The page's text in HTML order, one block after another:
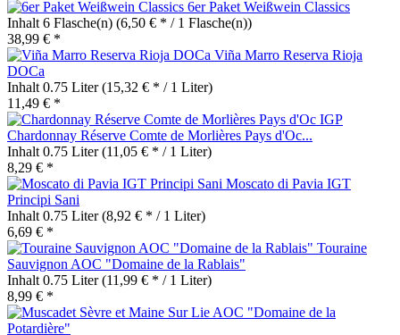
6er Paket Weißwein Classics
Inhalt 6 Flasche(n) (6,50 € * / 1 Flasche(n))
38,99 € *
Viña Marro Reserva Rioja
DOCa
Inhalt 0.75 Liter(15,32 € * / 1 Liter)
11,49 € *
Chardonnay Réserve Comte de Morlières Pays d'Oc...
Inhalt 0.75 Liter(11,05 € * / 1 Liter)
8,29 € *
Moscato di Pavia IGT
Principi Sani
Inhalt 0.75 Liter(8,92 € * / 1 Liter)
6,69 € *
Touraine
Sauvignon AOC "Domaine de la Rablais"
Inhalt 0.75 Liter(11,99 € * / 1 Liter)
8,99 € *